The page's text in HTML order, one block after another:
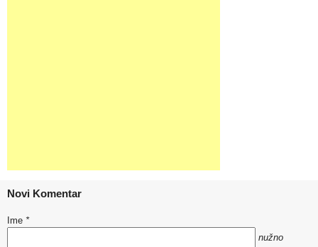
Novi Komentar
Ime *
nužno